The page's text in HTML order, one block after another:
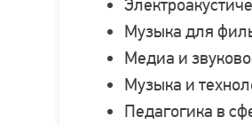
Музыка для
Медиа и
Музыка и
Педагогика в